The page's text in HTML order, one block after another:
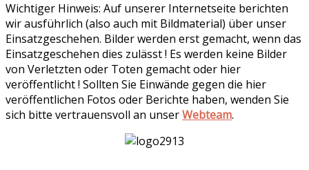
Wichtiger Hinweis: Auf unserer Internetseite berichten
wir ausführlich (also auch mit Bildmaterial) über unser
Einsatzgeschehen. Bilder werden erst gemacht, wenn das
Einsatzgeschehen dies zulässt ! Es werden keine Bilder
von Verletzten oder Toten gemacht oder hier
veröffentlicht ! Sollten Sie Einwände gegen die hier
veröffentlichen Fotos oder Berichte haben, wenden Sie
sich bitte vertrauensvoll an unserWebteam.